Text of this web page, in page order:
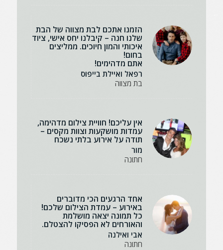
הזמנו אתכם לבת מצווה של הבת
שלנו חנה – קיבלנו יחס אישי, ציוד
איכותי והמון חיוכים. ממליצים
בחום!
אתם מדהימים!
רפאל ואיילת בייפוס
בת מצווה
אין עליכם! חוויית צילום מדהימה,
עמדות מושקעות וצוות מקסים –
תודה על אירוע בלתי נשכח
מור
חתונה
אחד הרגעים הכי מדוברים
באירוע – עמדת הצילום שלכם!
כל תמונה יצאה מושלמת
והאורחים לא הפסיקו להצטלם.
אבי ואילנה
חתונה